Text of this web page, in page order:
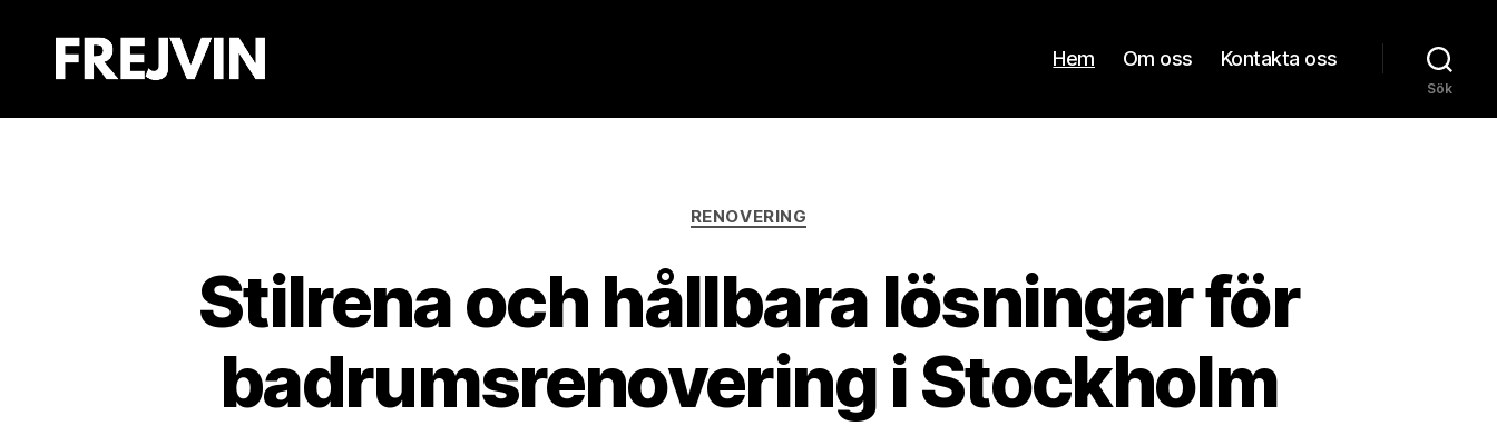
Frejvin
Hem Om oss Kontakta oss
Sök
Kategorier
RENOVERING
Stilrena och hållbara lösningar för
badrumsrenovering i Stockholm